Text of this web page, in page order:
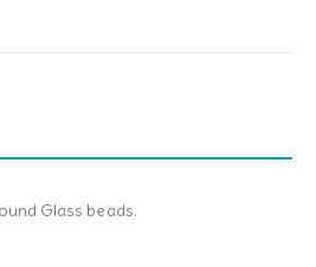
Glass beads.